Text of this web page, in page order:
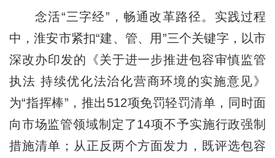
念活“三字经”，畅通改革路径。实践过程
中，淮安市紧扣“建、管、用”三个关键字，以市
深改办印发的《关于进一步推进包容审慎监管
执法 持续优化法治化营商环境的实施意见》
为“指挥棒”，推出512项免罚轻罚清单，同时面
向市场监管领域制定了14项不予实施行政强制
措施清单；从正反两个方面发力，既评选包容